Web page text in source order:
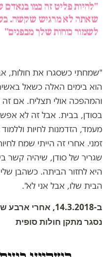
"להיות פליט זה כמו
שאתה לא מרגיש שקשה.
לשמור כוחות שלך מבפנים"
"שמחתי כשסגרו את חולות,
הוא בימים האלה כשאל
והמהפכה אולי תצליח. אם זה
בסודן, בבית. אבל זה לא
מעמד, הזדמנות לחיות
זמני. אחרי זה הייתי שמח
שגריר של סודן, שיהיה קשר
היא לחזור הביתה. כשהבן
הבית שלו, אבל אני לא".
ב-14.3.2018, אחרי
נסגר מתקן חולות סופית